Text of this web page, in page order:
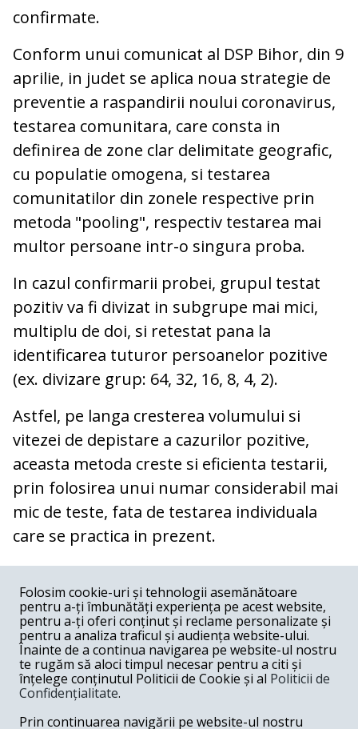
confirmate.
Conform unui comunicat al DSP Bihor, din 9
aprilie, in judet se aplica noua strategie de
preventie a raspandirii noului coronavirus,
testarea comunitara, care consta in
definirea de zone clar delimitate geografic,
cu populatie omogena, si testarea
comunitatilor din zonele respective prin
metoda "pooling", respectiv testarea mai
multor persoane intr-o singura proba.
In cazul confirmarii probei, grupul testat
pozitiv va fi divizat in subgrupe mai mici,
multiplu de doi, si retestat pana la
identificarea tuturor persoanelor pozitive
(ex. divizare grup: 64, 32, 16, 8, 4, 2).
Astfel, pe langa cresterea volumului si
vitezei de depistare a cazurilor pozitive,
aceasta metoda creste si eficienta testarii,
prin folosirea unui numar considerabil mai
mic de teste, fata de testarea individuala
care se practica in prezent.
COMENTARII
Nume
Email
Folosim cookie-uri și tehnologii asemănătoare
pentru a-ți îmbunătăți experiența pe acest website,
pentru a-ți oferi conținut și reclame personalizate și
pentru a analiza traficul și audiența website-ului.
Înainte de a continua navigarea pe website-ul nostru
te rugăm să aloci timpul necesar pentru a citi și
înțelege conținutul Politicii de Cookie și al Politicii de
Confidențialitate.
Prin continuarea navigării pe website-ul nostru